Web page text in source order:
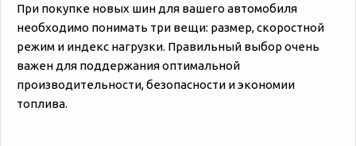
При покупке новых шин для вашего автомобиля
необходимо понимать три вещи: размер, скоростной
режим и индекс нагрузки. Правильный выбор очень
важен для поддержания оптимальной
производительности, безопасности и экономии
топлива.